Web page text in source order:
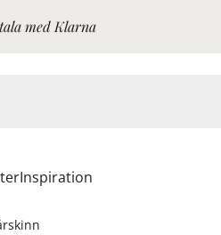
med Klarna
Inspiration